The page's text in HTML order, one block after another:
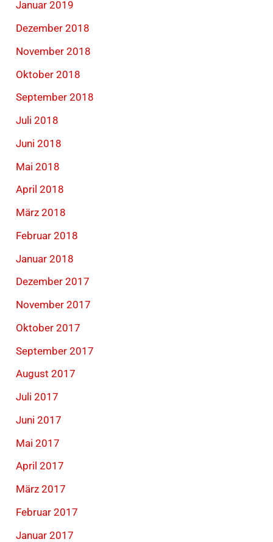
Januar 2019
Dezember 2018
November 2018
Oktober 2018
September 2018
Juli 2018
Juni 2018
Mai 2018
April 2018
März 2018
Februar 2018
Januar 2018
Dezember 2017
November 2017
Oktober 2017
September 2017
August 2017
Juli 2017
Juni 2017
Mai 2017
April 2017
März 2017
Februar 2017
Januar 2017